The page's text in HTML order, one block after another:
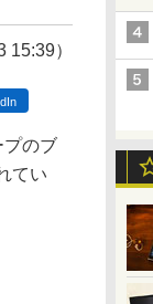
15:39）
プのブ
てい